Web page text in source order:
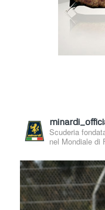
Scuderia
nel Mondiale di